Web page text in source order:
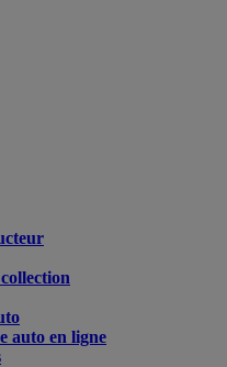
auto en ligne